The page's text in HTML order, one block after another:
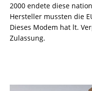
2000 endete diese
Hersteller mussten die
Dieses Modem hat lt.
Zulassung.